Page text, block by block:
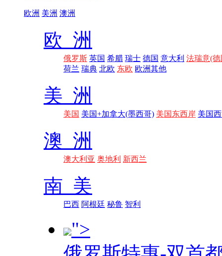
欧洲 美洲 澳洲
欧 洲
俄罗斯 英国 希腊 瑞士 德国 意大利 法瑞意(德
荷兰 瑞典 北欧 东欧 欧洲其他
美 洲
美国 美国+加拿大(墨西哥) 美国东西岸 美国
澳 洲
澳大利亚 奥地利 新西兰
南 美
巴西 阿根廷 秘鲁 智利
">